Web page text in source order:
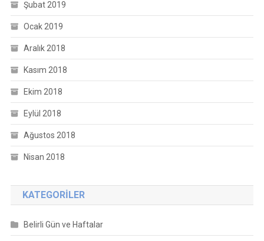
Şubat 2019
Ocak 2019
Aralık 2018
Kasım 2018
Ekim 2018
Eylül 2018
Ağustos 2018
Nisan 2018
KATEGORILER
Belirli Gün ve Haftalar